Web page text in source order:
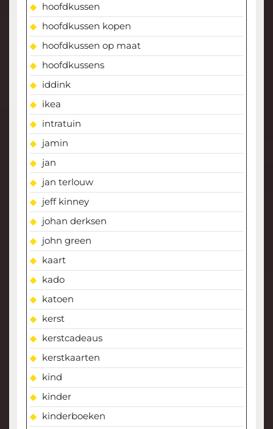
hoofdkussen
hoofdkussen kopen
hoofdkussen op maat
hoofdkussens
iddink
ikea
intratuin
jamin
jan
jan terlouw
jeff kinney
johan derksen
john green
kaart
kado
katoen
kerst
kerstcadeaus
kerstkaarten
kind
kinder
kinderboeken